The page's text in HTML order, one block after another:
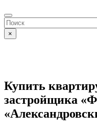
Close
Button
Search
for:
×
Купить
застройщика